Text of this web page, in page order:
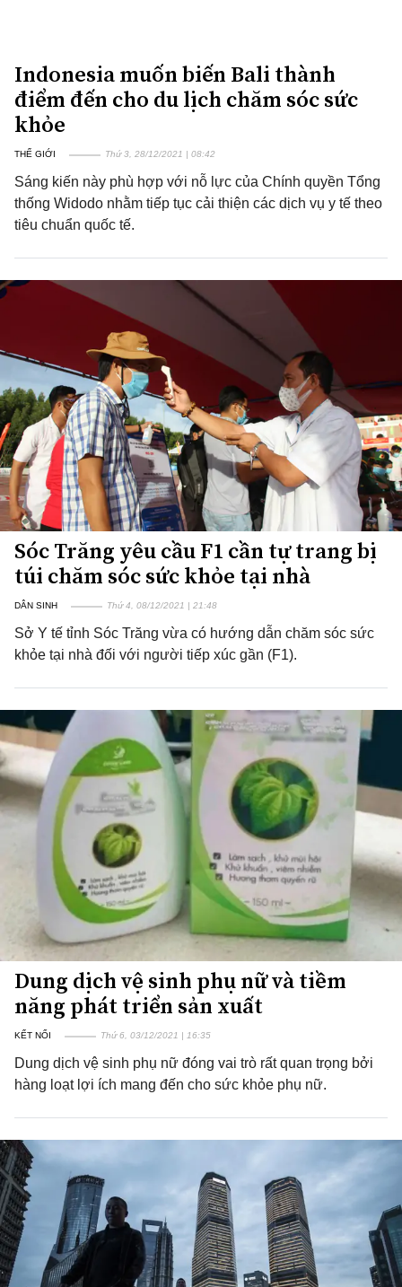
Indonesia muốn biến Bali thành
điểm đến cho du lịch chăm sóc sức
khỏe
THẾ GIỚI Thứ 3, 28/12/2021 | 08:42
Sáng kiến này phù hợp với nỗ lực của Chính quyền Tổng
thống Widodo nhằm tiếp tục cải thiện các dịch vụ y tế theo
tiêu chuẩn quốc tế.
Sóc Trăng yêu cầu F1 cần tự trang bị
túi chăm sóc sức khỏe tại nhà
DÂN SINH Thứ 4, 08/12/2021 | 21:48
Sở Y tế tỉnh Sóc Trăng vừa có hướng dẫn chăm sóc sức
khỏe tại nhà đối với người tiếp xúc gần (F1).
Dung dịch vệ sinh phụ nữ và tiềm
năng phát triển sản xuất
KẾT NỐI Thứ 6, 03/12/2021 | 16:35
Dung dịch vệ sinh phụ nữ đóng vai trò rất quan trọng bởi
hàng loạt lợi ích mang đến cho sức khỏe phụ nữ.